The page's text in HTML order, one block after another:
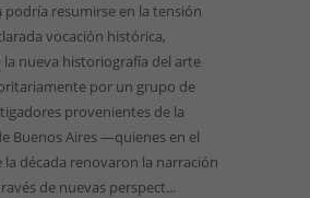
podría resumirse en la tensión
vocación histórica,
la nueva historiografía del arte
por un grupo de
provenientes de la
Buenos Aires —quienes en el
década renovaron la narración
de nuevas perspect...